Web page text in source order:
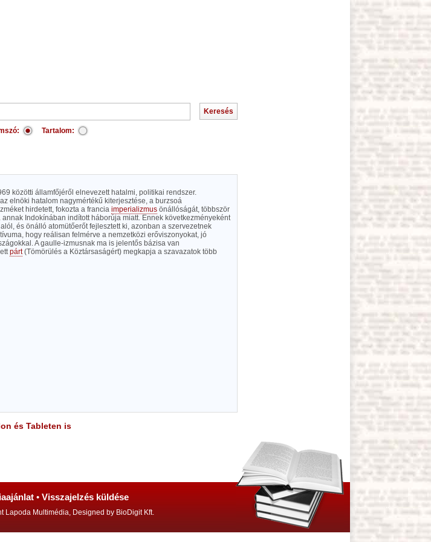
Tartalom:
közötti államfőjéről elnevezett hatalmi, politikai rendszer.
elnöki hatalom nagymértékű kiterjesztése, a burzsoá
hirdetett, fokozta a francia imperializmus önállóságát, többször
Indokínában indított háborúja miatt. Ennek következményeként
és önálló atomütőerőt fejlesztett ki, azonban a szervezetnek
hogy reálisan felmérve a nemzetközi erőviszonyokat, jó
A gaulle-izmusnak ma is jelentős bázisa van
párt(Tömörülés a Köztársaságért) megkapja a szavazatok több
és Tableten is
• Visszajelzés küldése
Lapoda Multimédia, Designed by BioDigit Kft.